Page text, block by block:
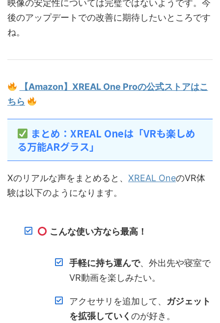
映像の安定性については完璧ではないようです。今
後のアップデートでの改善に期待したいところです
ね。
【Amazon】XREAL One Proの公式ストアはこ
ちら
まとめ：XREAL Oneは「VRも楽しめ
る万能ARグラス」
Xのリアルな声をまとめると、 XREAL OneのVR体
験は以下のようになります。
こんな使い方なら最高！
手軽に持ち運んで、外出先や寝室で
VR動画を楽しみたい。
アクセサリを追加して、 ガジェット
を拡張していく のが好き。